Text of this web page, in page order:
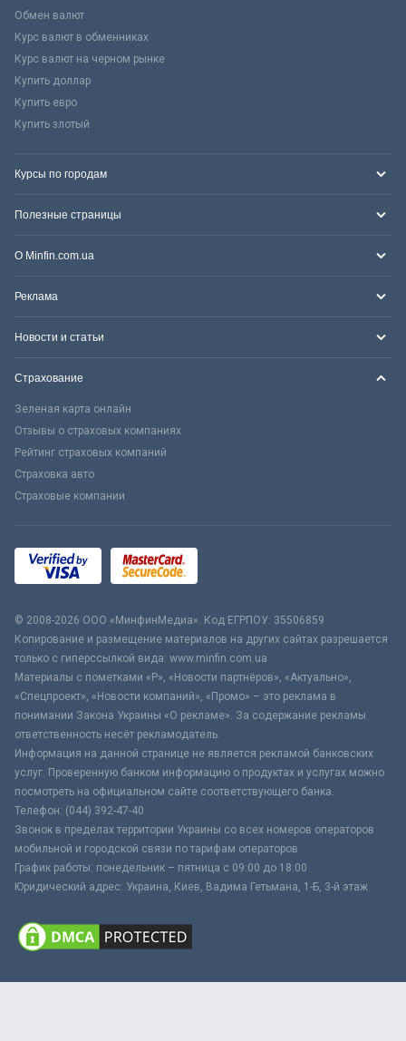
Обмен валют
Курс валют в обменниках
Курс валют на черном рынке
Купить доллар
Купить евро
Купить злотый
Курсы по городам
Полезные страницы
О Minfin.com.ua
Реклама
Новости и статьи
Страхование
Зеленая карта онлайн
Отзывы о страховых компаниях
Рейтинг страховых компаний
Страховка авто
Страховые компании
© 2008-2026 ООО «МинфинМедиа». Код ЕГРПОУ: 35506859
Копирование и размещение материалов на других сайтах разрешается
только с гиперссылкой вида: www.minfin.com.ua
Материалы с пометками «Р», «Новости партнёров», «Актуально»,
«Спецпроект», «Новости компаний», «Промо» – это реклама в
понимании Закона Украины «О рекламе». За содержание рекламы
ответственность несёт рекламодатель.
Информация на данной странице не является рекламой банковских
услуг. Проверенную банком информацию о продуктах и услугах можно
посмотреть на официальном сайте соответствующего банка.
Телефон: (044) 392-47-40
Звонок в пределах территории Украины со всех номеров операторов
мобильной и городской связи по тарифам операторов
График работы: понедельник – пятница с 09:00 до 18:00
Юридический адрес: Украина, Киев, Вадима Гетьмана, 1-Б, 3-й этаж